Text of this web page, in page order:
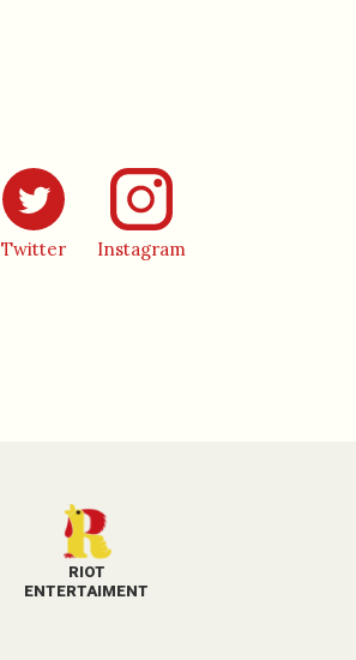
Twitter Instagram
RIOT
​​​​​​​ENTERTAIMENT